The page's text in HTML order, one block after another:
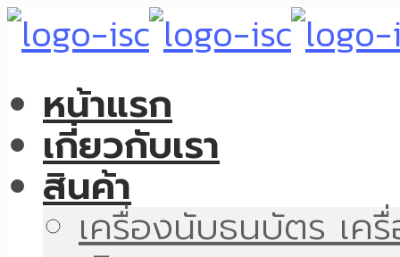
หน้าแรก
เกี่ยวกับเรา
สินค้า
เครื่องนับธนบัตร เค